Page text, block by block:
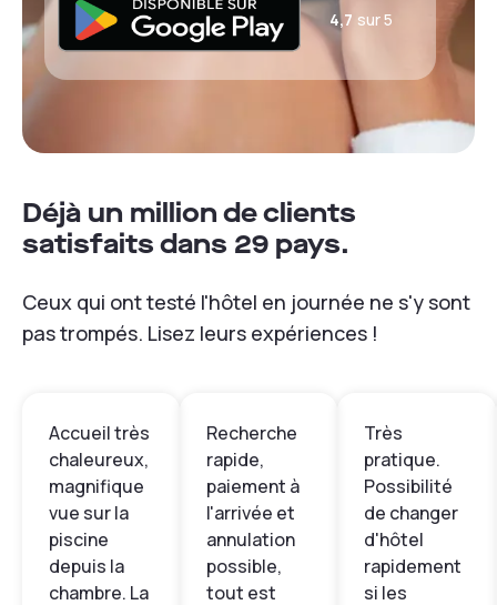
4,7 sur 5
Déjà un million de clients
satisfaits dans 29 pays.
Ceux qui ont testé l'hôtel en journée ne s'y sont
pas trompés. Lisez leurs expériences !
Accueil très
chaleureux,
magnifique
vue sur la
piscine
depuis la
chambre. La
Recherche
rapide,
paiement à
l'arrivée et
annulation
possible,
tout est
Très
pratique.
Possibilité
de changer
d'hôtel
rapidement
si les